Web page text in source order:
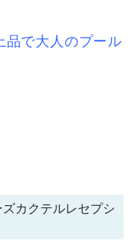
品で大人のプール
カクテルレセプシ